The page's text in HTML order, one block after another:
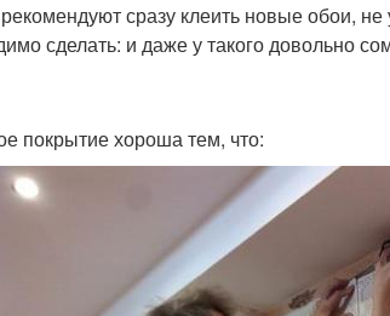
сразу клеить новые обои,
сделать: и даже у такого довольно
покрытие хороша тем, что: